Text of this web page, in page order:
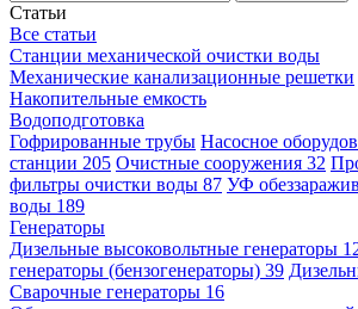
Статьи
Все статьи
Станции механической очистки воды
Механические канализационные решетки
Накопительные емкость
Водоподготовка
Гофрированные трубы Насосное
станции 205 Очистные сооружения 32
фильтры очистки воды 87 УФ
воды 189
Генераторы
Дизельные высоковольтные генераторы
генераторы (бензогенераторы) 39
Сварочные генераторы 16